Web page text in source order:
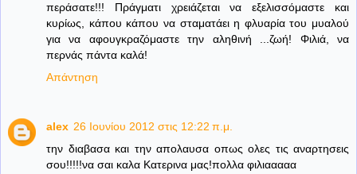
περάσατε!!! Πράγματι χρειάζεται να εξελισσόμαστε και
κυρίως, κάπου κάπου να σταματάει η φλυαρία του μυαλού
για να αφουγκραζόμαστε την αληθινή ...ζωή! Φιλιά, να
περνάς πάντα καλά!
Απάντηση
alex 26 Ιουνίου 2012 στις 12:22 π.μ.
την διαβασα και την απολαυσα οπως ολες τις αναρτησεις
σου!!!!!να σαι καλα Κατερινα μας!πολλα φιλιααααα